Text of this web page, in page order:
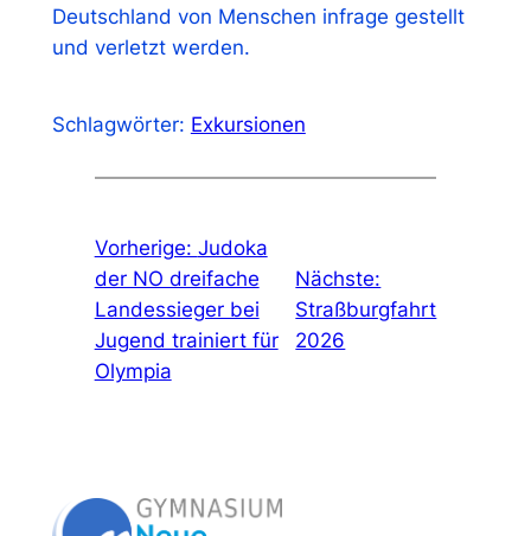
Deutschland von Menschen infrage gestellt
und verletzt werden.
Schlagwörter: Exkursionen
Vorherige: Judoka
der NO dreifache
Landessieger bei
Jugend trainiert für
Olympia
Nächste:
Straßburgfahrt
2026